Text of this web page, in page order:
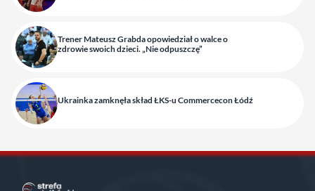
Trener Mateusz Grabda opowiedział o walce o
zdrowie swoich dzieci. „Nie odpuszczę”
Ukrainka zamknęła skład ŁKS-u Commercecon Łódź